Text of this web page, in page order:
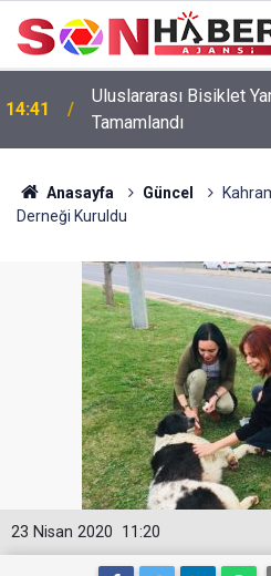
14:41
Uluslararası Bisiklet
Tamamlandı
Anasayfa Güncel
Derneği Kuruldu
11:20
23 Nisan 2020